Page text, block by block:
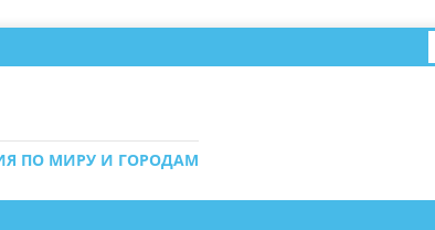
ПО МИРУ И ГОРОДАМ